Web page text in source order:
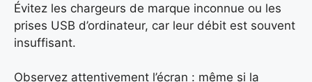
Évitez les chargeurs de marque inconnue ou les
prises USB d’ordinateur, car leur débit est souvent
insuffisant.
Observez attentivement l’écran : même si la